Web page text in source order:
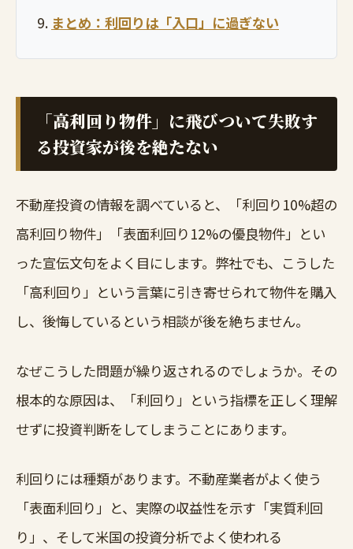
まとめ：利回りは「入口」に過ぎない
「高利回り物件」に飛びついて失敗す
る投資家が後を絶たない
不動産投資の情報を調べていると、「利回り10%超の
高利回り物件」「表面利回り12%の優良物件」とい
った宣伝文句をよく目にします。弊社でも、こうした
「高利回り」という言葉に引き寄せられて物件を購入
し、後悔しているという相談が後を絶ちません。
なぜこうした問題が繰り返されるのでしょうか。その
根本的な原因は、「利回り」という指標を正しく理解
せずに投資判断をしてしまうことにあります。
利回りには種類があります。不動産業者がよく使う
「表面利回り」と、実際の収益性を示す「実質利回
り」、そして米国の投資分析でよく使われる